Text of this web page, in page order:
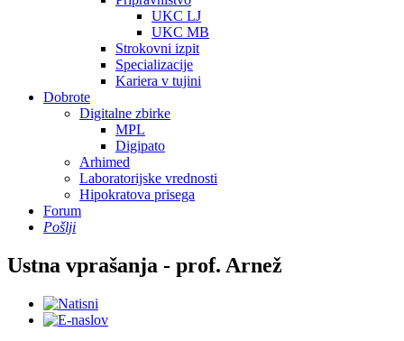
UKC LJ
UKC MB
Strokovni izpit
Specializacije
Kariera v tujini
Dobrote
Digitalne zbirke
MPL
Digipato
Arhimed
Laboratorijske vrednosti
Hipokratova prisega
Forum
Pošlji
Ustna vprašanja - prof. Arnež